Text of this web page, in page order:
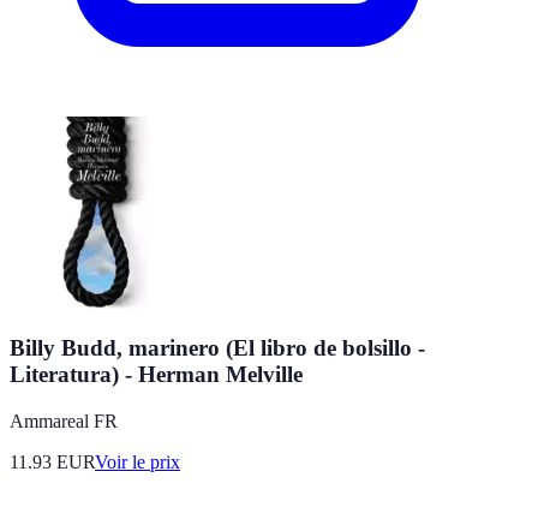
Billy Budd, marinero (El libro de bolsillo -
Literatura) - Herman Melville
Ammareal FR
11.93 EURVoir le prix